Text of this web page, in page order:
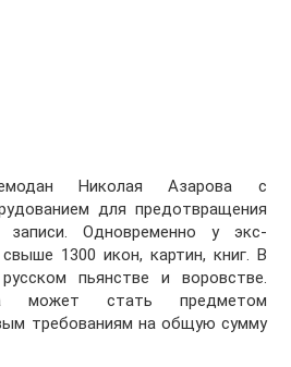
Николая Азарова с
для предотвращения
записи. Одновременно у экс-
1300 икон, картин, книг. В
пьянстве и воровстве.
может стать предметом
требованиям на общую сумму